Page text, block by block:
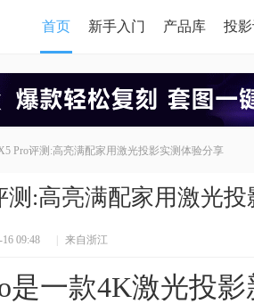
首页 新手入门 产品库 投
Pro评测:高亮满配家用激光投影实测体验分享
测:高亮满配家用激光
09:48 来自浙江
是一款4K激光投